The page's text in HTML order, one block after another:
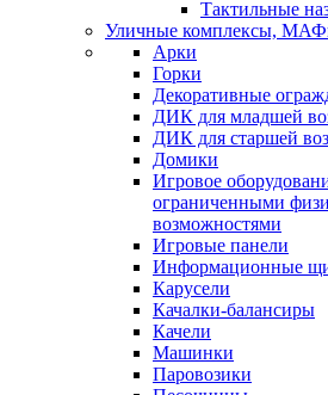
Тактильные
Уличные комплексы,
Арки
Горки
Декоративные
ДИК для младшей
ДИК для старшей
Домики
Игровое
ограниченными
возможностями
Игровые панели
Информационные
Карусели
Качалки-балансиры
Качели
Машинки
Паровозики